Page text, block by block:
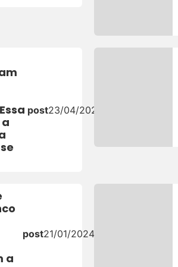
post23/04/2024
a
post21/01/2024